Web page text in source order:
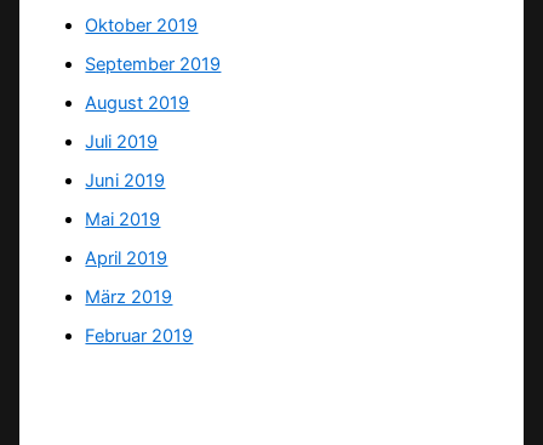
Oktober 2019
September 2019
August 2019
Juli 2019
Juni 2019
Mai 2019
April 2019
März 2019
Februar 2019